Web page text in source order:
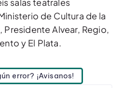
salas teatrales
de Cultura de la
Presidente Alvear, Regio,
y El Plata.
error? ¡Avisanos!